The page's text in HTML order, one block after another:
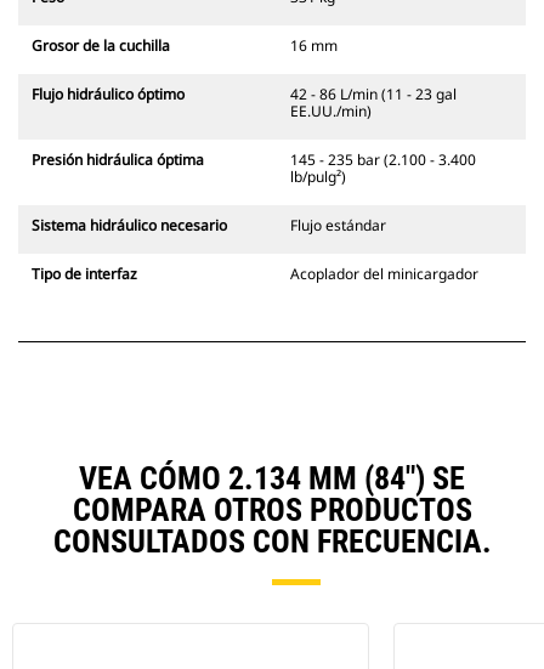
Grosor de la cuchilla 16 mm
Flujo hidráulico óptimo
42 - 86 L/min (11 - 23 gal
EE.UU./min)
Presión hidráulica óptima
145 - 235 bar (2.100 - 3.400
lb/pulg²)
Sistema hidráulico necesario Flujo estándar
Tipo de interfaz Acoplador del minicargador
VEA CÓMO 2.134 MM (84") SE
COMPARA OTROS PRODUCTOS
CONSULTADOS CON FRECUENCIA.